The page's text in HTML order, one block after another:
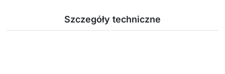
Szczegóły techniczne